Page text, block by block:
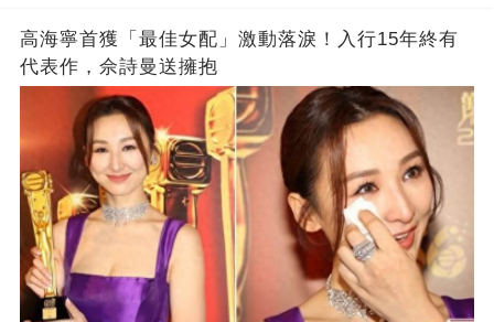
高海寧首獲「最佳女配」激動落淚！入行15年終有
代表作，佘詩曼送擁抱